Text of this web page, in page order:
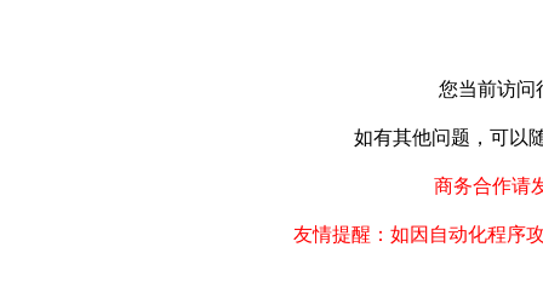
您当前访问
如有其他问题，可以
商务合作请
友情提醒：如因自动化程序